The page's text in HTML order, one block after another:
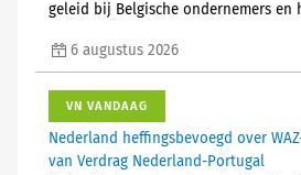
geleid bij Belgische ondernemers en
6 augustus 2026
VN VANDAAG
Nederland heffingsbevoegd over
van Verdrag Nederland-Portugal